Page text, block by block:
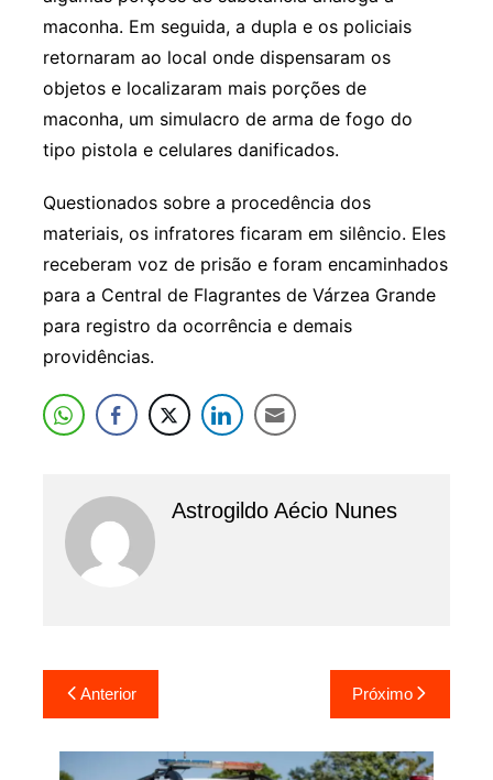
maconha. Em seguida, a dupla e os policiais
retornaram ao local onde dispensaram os
objetos e localizaram mais porções de
maconha, um simulacro de arma de fogo do
tipo pistola e celulares danificados.
Questionados sobre a procedência dos
materiais, os infratores ficaram em silêncio. Eles
receberam voz de prisão e foram encaminhados
para a Central de Flagrantes de Várzea Grande
para registro da ocorrência e demais
providências.
Astrogildo Aécio Nunes
Navegação
de
Post
Anterior Próximo